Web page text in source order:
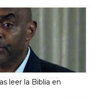
leer la Biblia en